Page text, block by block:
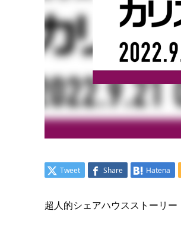
Tweet Share Hatena
超人的シェアハウスストーリー